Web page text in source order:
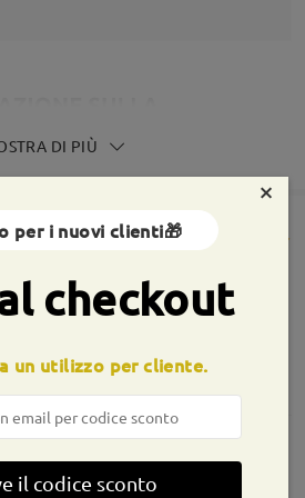
DI PIÙ
5 , 2026
×
per i nuovi clienti🎁
checkout
un utilizzo per cliente.
il codice sconto